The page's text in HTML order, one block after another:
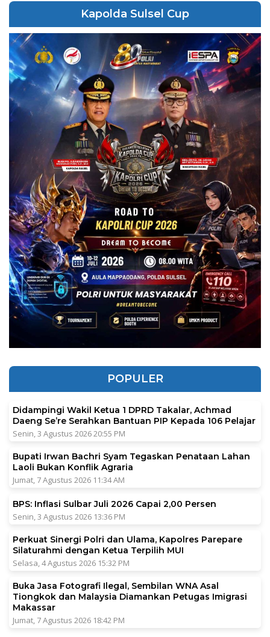
Kapolda Sulsel Cup
POPULER
Didampingi Wakil Ketua 1 DPRD Takalar, Achmad
Daeng Se’re Serahkan Bantuan PIP Kepada 106 Pelajar
Senin, 3 Agustus 2026 20:55 PM
Bupati Irwan Bachri Syam Tegaskan Penataan Lahan
Laoli Bukan Konflik Agraria
Jumat, 7 Agustus 2026 11:34 AM
BPS: Inflasi Sulbar Juli 2026 Capai 2,00 Persen
Senin, 3 Agustus 2026 13:36 PM
Perkuat Sinergi Polri dan Ulama, Kapolres Parepare
Silaturahmi dengan Ketua Terpilih MUI
Selasa, 4 Agustus 2026 15:32 PM
Buka Jasa Fotografi Ilegal, Sembilan WNA Asal
Tiongkok dan Malaysia Diamankan Petugas Imigrasi
Makassar
Jumat, 7 Agustus 2026 18:42 PM